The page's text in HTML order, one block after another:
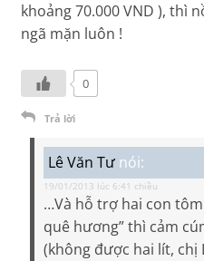
khoảng 70.000 VND ), thì
ngã mặn luôn !
0
Trả lời
Lê Văn Tư nói:
19/01/2013 lúc 6:41 chiều
…Và hỗ trợ hai con
quê hương” thì cảm
(không được hai lít, chị